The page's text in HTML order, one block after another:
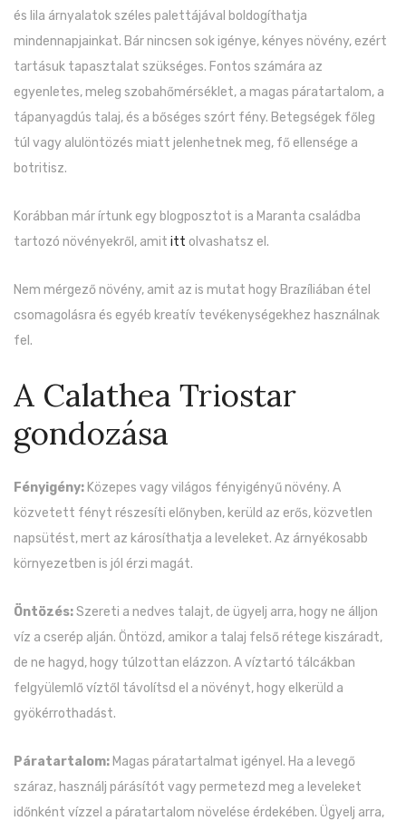
és lila árnyalatok széles palettájával boldogíthatja
mindennapjainkat. Bár nincsen sok igénye, kényes növény, ezért
tartásuk tapasztalat szükséges. Fontos számára az
egyenletes, meleg szobahőmérséklet, a magas páratartalom, a
tápanyagdús talaj, és a bőséges szórt fény. Betegségek főleg
túl vagy alulöntözés miatt jelenhetnek meg, fő ellensége a
botritisz.
Korábban már írtunk egy blogposztot is a Maranta családba
tartozó növényekről, amit itt olvashatsz el.
Nem mérgező növény, amit az is mutat hogy Brazíliában étel
csomagolásra és egyéb kreatív tevékenységekhez használnak
fel.
A Calathea Triostar
gondozása
Fényigény: Közepes vagy világos fényigényű növény. A
közvetett fényt részesíti előnyben, kerüld az erős, közvetlen
napsütést, mert az károsíthatja a leveleket. Az árnyékosabb
környezetben is jól érzi magát.
Öntözés:Szereti a nedves talajt, de ügyelj arra, hogy ne álljon
víz a cserép alján. Öntözd, amikor a talaj felső rétege kiszáradt,
de ne hagyd, hogy túlzottan elázzon. A víztartó tálcákban
felgyülemlő víztől távolítsd el a növényt, hogy elkerüld a
gyökérrothadást.
Páratartalom: Magas páratartalmat igényel. Ha a levegő
száraz, használj párásítót vagy permetezd meg a leveleket
időnként vízzel a páratartalom növelése érdekében. Ügyelj arra,